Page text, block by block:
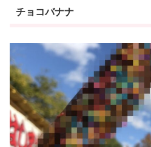
チョコバナナ